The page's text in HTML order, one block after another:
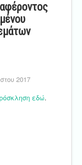
2017
εδώ.